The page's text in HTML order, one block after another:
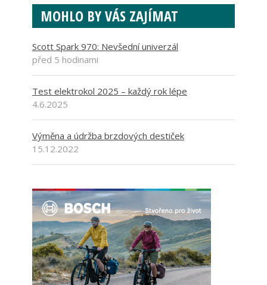
MOHLO BY VÁS ZAJÍMAT
Scott Spark 970: Nevšední univerzál
před 5 hodinami
Test elektrokol 2025 – každý rok lépe
4.6.2025
Výměna a údržba brzdových destiček
15.12.2022